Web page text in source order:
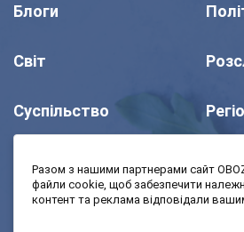
Блоги
Світ
Суспільство
Моя школа
Разом з нашими партнерами сайт
файли cookie, щоб забезпечити
контент та реклама відповідали